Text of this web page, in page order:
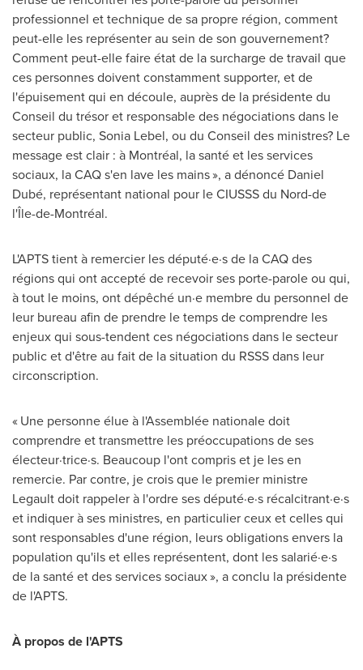
professionnel et technique de sa propre région, comment
peut-elle les représenter au sein de son gouvernement?
Comment peut-elle faire état de la surcharge de travail que
ces personnes doivent constamment supporter, et de
l'épuisement qui en découle, auprès de la présidente du
Conseil du trésor et responsable des négociations dans le
secteur public, Sonia Lebel, ou du Conseil des ministres? Le
message est clair : à Montréal, la santé et les services
sociaux, la CAQ s'en lave les mains », a dénoncé Daniel
Dubé, représentant national pour le CIUSSS du Nord-de
l'Île-de-Montréal.
L'APTS tient à remercier les député·e·s de la CAQ des
régions qui ont accepté de recevoir ses porte-parole ou qui,
à tout le moins, ont dépêché un·e membre du personnel de
leur bureau afin de prendre le temps de comprendre les
enjeux qui sous-tendent ces négociations dans le secteur
public et d'être au fait de la situation du RSSS dans leur
circonscription.
« Une personne élue à l'Assemblée nationale doit
comprendre et transmettre les préoccupations de ses
électeur·trice·s. Beaucoup l'ont compris et je les en
remercie. Par contre, je crois que le premier ministre
Legault doit rappeler à l'ordre ses député·e·s récalcitrant·e·s
et indiquer à ses ministres, en particulier ceux et celles qui
sont responsables d'une région, leurs obligations envers la
population qu'ils et elles représentent, dont les salarié·e·s
de la santé et des services sociaux », a conclu la présidente
de l'APTS.
À propos de l'APTS